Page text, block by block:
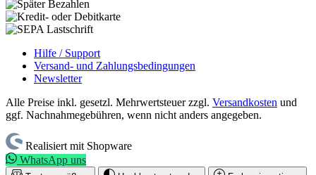
Hilfe / Support
Versand- und Zahlungsbedingungen
Newsletter
Alle Preise inkl. gesetzl. Mehrwertsteuer zzgl. Versandkosten und
ggf. Nachnahmegebühren, wenn nicht anders angegeben.
Realisiert mit Shopware
WhatsApp uns